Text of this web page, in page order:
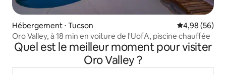
Hébergement ⋅ Tucson Évaluation
4,98 (56)
Oro Valley, à 18 min en voiture de l'UofA, piscine chauffée
Quel est le meilleur moment pour visiter
Oro Valley ?